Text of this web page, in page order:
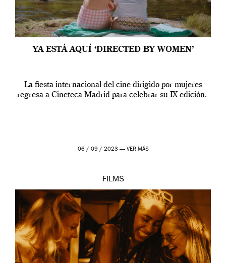
YA ESTÁ AQUÍ ‘DIRECTED BY WOMEN’
La fiesta internacional del cine dirigido por mujeres
regresa a Cineteca Madrid para celebrar su IX edición.
06 / 09 / 2023 — VER MÁS
FILMS